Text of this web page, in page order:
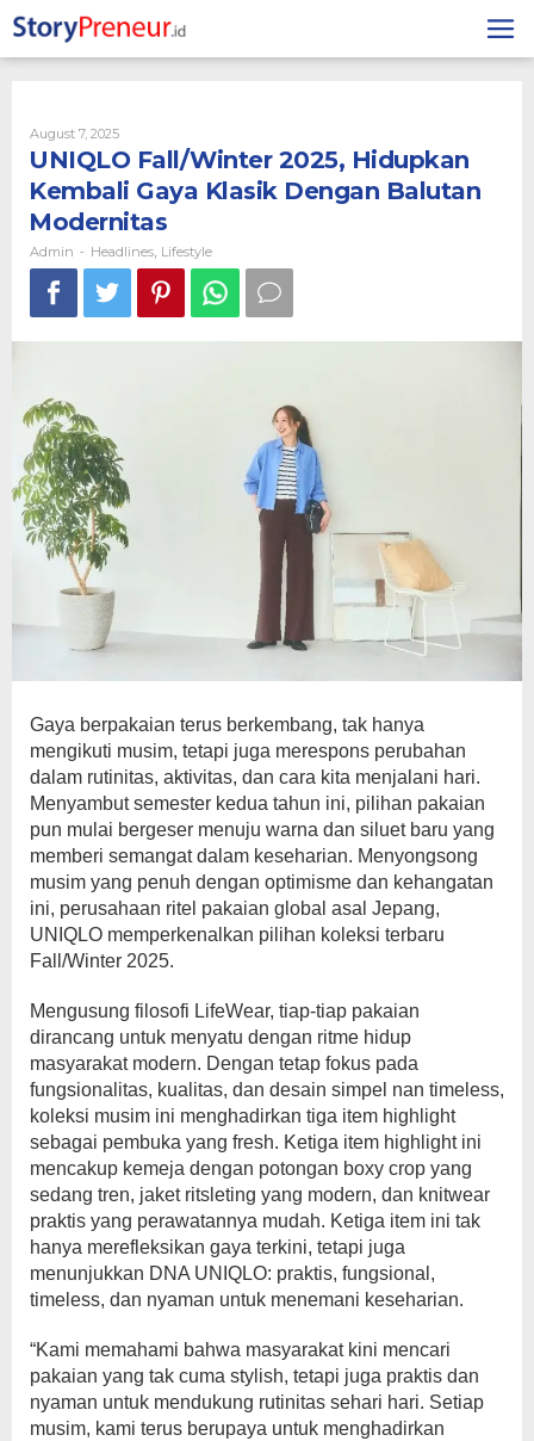
to
content
August 7, 2025By
Admin
UNIQLO Fall/Winter 2025, Hidupkan
Kembali Gaya Klasik Dengan Balutan
Modernitas
Admin - Headlines Lifestyle
Gaya berpakaian terus berkembang, tak hanya
mengikuti musim, tetapi juga merespons perubahan
dalam rutinitas, aktivitas, dan cara kita menjalani hari.
Menyambut semester kedua tahun ini, pilihan pakaian
pun mulai bergeser menuju warna dan siluet baru yang
memberi semangat dalam keseharian. Menyongsong
musim yang penuh dengan optimisme dan kehangatan
ini, perusahaan ritel pakaian global asal Jepang,
UNIQLO memperkenalkan pilihan koleksi terbaru
Fall/Winter 2025.
Mengusung filosofi LifeWear, tiap-tiap pakaian
dirancang untuk menyatu dengan ritme hidup
masyarakat modern. Dengan tetap fokus pada
fungsionalitas, kualitas, dan desain simpel nan timeless,
koleksi musim ini menghadirkan tiga item highlight
sebagai pembuka yang fresh. Ketiga item highlight ini
mencakup kemeja dengan potongan boxy crop yang
sedang tren, jaket ritsleting yang modern, dan knitwear
praktis yang perawatannya mudah. Ketiga item ini tak
hanya merefleksikan gaya terkini, tetapi juga
menunjukkan DNA UNIQLO: praktis, fungsional,
timeless, dan nyaman untuk menemani keseharian.
“Kami memahami bahwa masyarakat kini mencari
pakaian yang tak cuma stylish, tetapi juga praktis dan
nyaman untuk mendukung rutinitas sehari hari. Setiap
musim, kami terus berupaya untuk menghadirkan